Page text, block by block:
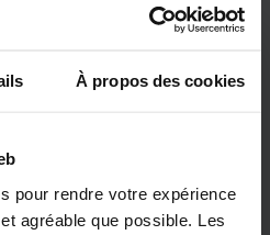
À propos des cookies
pour rendre votre expérience
agréable que possible. Les
6